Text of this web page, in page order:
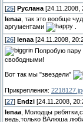
[25] Руслана [24.11.2008,
lenaa , так это вообще
аргументами
[26] lenaa [24.11.2008,
Попробую пару
свободными!
Вот тaк мы "звездели"
Прикрепления:
[27] Endzi [24.11.2008,
lenaa , Молодцы
ведь,только ВАлюша